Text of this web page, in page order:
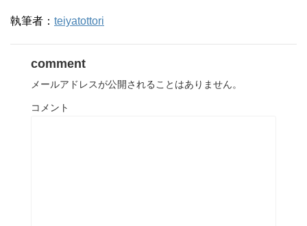
執筆者： teiyatottori
comment
メールアドレスが公開されることはありません。
コメント